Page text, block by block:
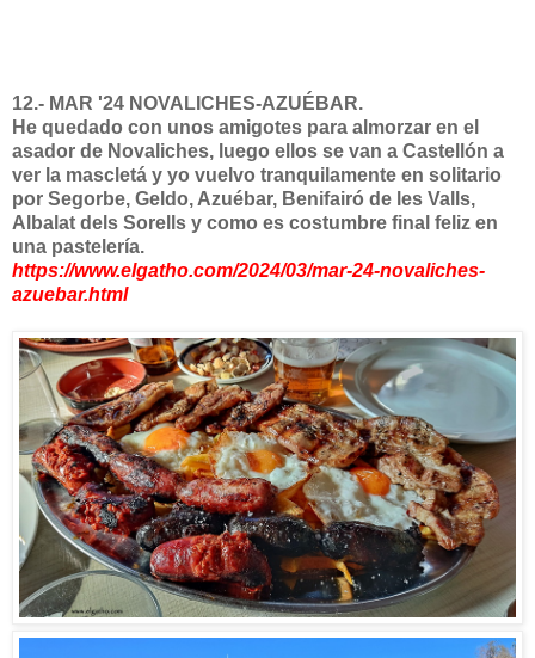
12.- MAR '24 NOVALICHES-AZUÉBAR.
He quedado con unos amigotes para almorzar en el
asador de Novaliches, luego ellos se van a Castellón a
ver la mascletá y yo vuelvo tranquilamente en solitario
por Segorbe, Geldo, Azuébar, Benifairó de les Valls,
Albalat dels Sorells y como es costumbre final feliz en
una pastelería.
https://www.elgatho.com/2024/03/mar-24-novaliches-
azuebar.html